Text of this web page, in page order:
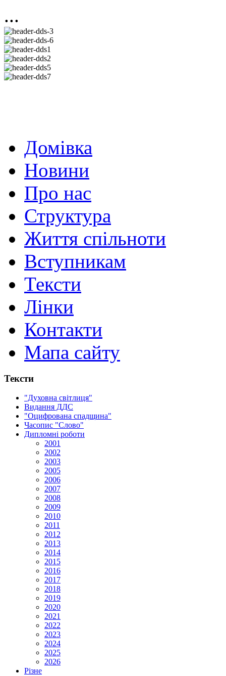
...
Домівка
Новини
Про нас
Структура
Життя спільноти
Вступникам
Тексти
Лінки
Контакти
Мапа сайту
Тексти
"Духовна світлиця"
Видання ДДС
"Оцифрована спадщина"
Часопис "Слово"
Дипломні роботи
2001
2002
2003
2005
2006
2007
2008
2009
2010
2011
2012
2013
2014
2015
2016
2017
2018
2019
2020
2021
2022
2023
2024
2025
2026
Різне